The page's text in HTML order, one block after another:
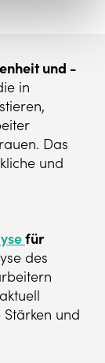
und -
in
Das
und
für
des
und